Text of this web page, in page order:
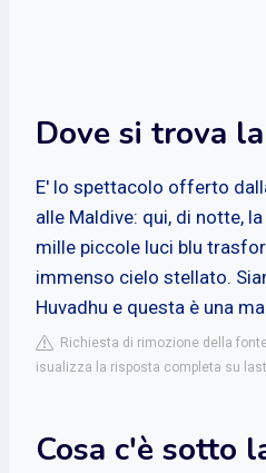
Dove si trova
E' lo spettacolo offerto
alle Maldive: qui, di notte,
mille piccole luci blu
immenso cielo stellato.
Huvadhu e questa è una
Richiesta di rimozione della
isualizza la risposta completa su
Cosa c'è sotto